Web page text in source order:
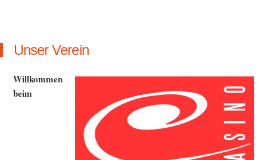
Unser Verein
Willkommen
beim